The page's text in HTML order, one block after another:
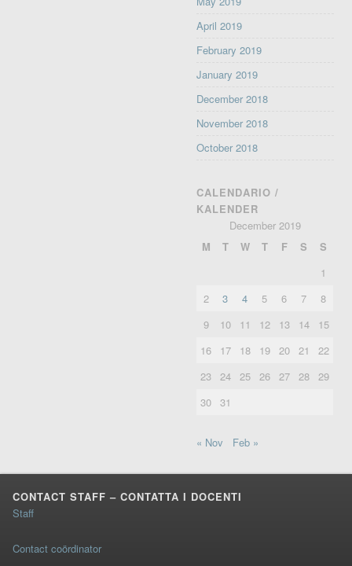
April 2019
February 2019
January 2019
December 2018
November 2018
October 2018
CALENDARIO /
KALENDER
December 2019
M
T W T F S
S
1
2
3 4 5 6 7
8
9
10 11 12 13 14
15
16
17 18 19 20 21
22
23
24 25 26 27 28
29
30 31
« Nov Feb »
CONTACT STAFF – CONTATTA I DOCENTI
Staff
Contact coördinator